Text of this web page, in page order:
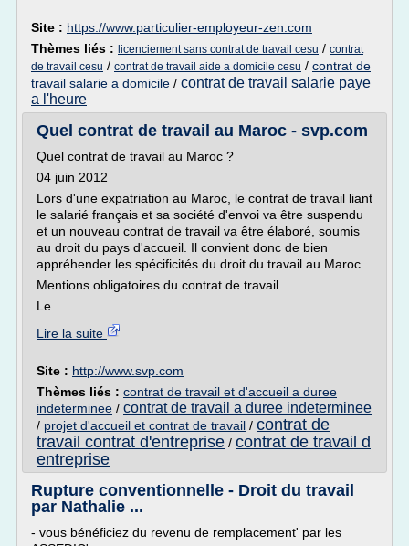
Site : https://www.particulier-employeur-zen.com
Thèmes liés : licenciement sans contrat de travail cesu / contrat
de travail cesu / contrat de travail aide a domicile cesu / contrat de
travail salarie a domicile / contrat de travail salarie paye
a l'heure
Quel contrat de travail au Maroc - svp.com
Quel contrat de travail au Maroc ?
04 juin 2012
Lors d'une expatriation au Maroc, le contrat de travail liant
le salarié français et sa société d'envoi va être suspendu
et un nouveau contrat de travail va être élaboré, soumis
au droit du pays d'accueil. Il convient donc de bien
appréhender les spécificités du droit du travail au Maroc.
Mentions obligatoires du contrat de travail
Le...
Lire la suite
Site : http://www.svp.com
Thèmes liés : contrat de travail et d'accueil a duree
indeterminee / contrat de travail a duree indeterminee
/ projet d'accueil et contrat de travail / contrat de
travail contrat d'entreprise / contrat de travail d
entreprise
Rupture conventionnelle - Droit du travail
par Nathalie ...
- vous bénéficiez du revenu de remplacement' par les